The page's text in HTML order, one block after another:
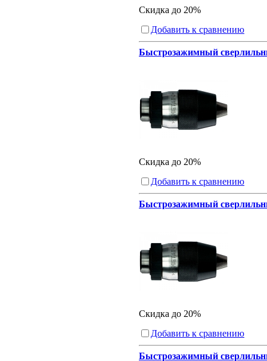
Скидка до 20%
Добавить к сравнению
Быстрозажимный
Скидка до 20%
Добавить к сравнению
Быстрозажимный
Скидка до 20%
Добавить к сравнению
Быстрозажимный